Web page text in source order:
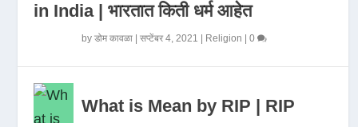
in India | भारतात किती धर्म आहेत
byडोम कावळा |सप्टेंबर 4, 2021 Religion |0
What is Mean by RIP | RIP